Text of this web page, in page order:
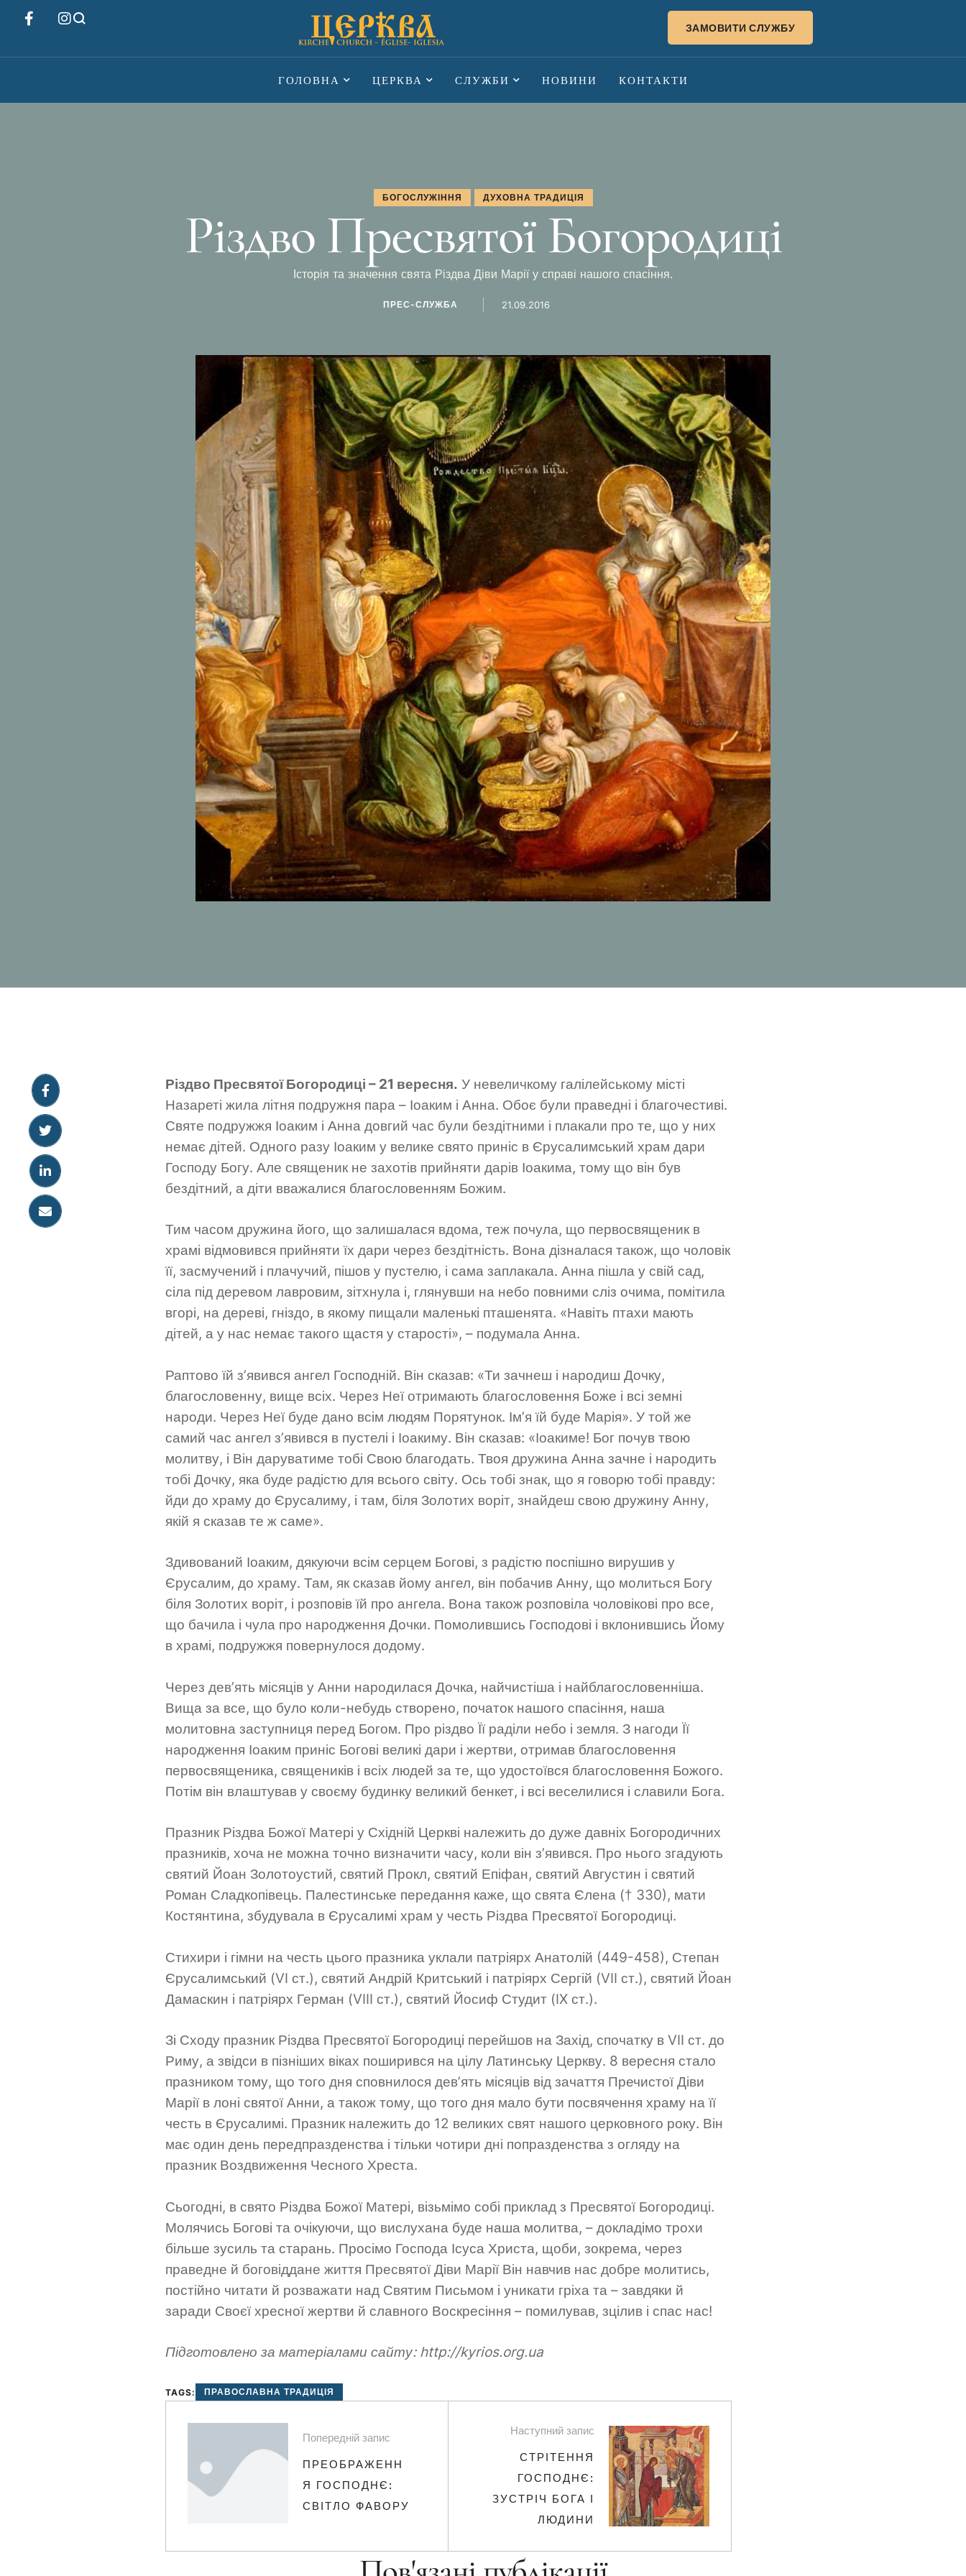
ЗАМОВИТИ СЛУЖБУ
ГОЛОВНА ЦЕРКВА СЛУЖБИ НОВИНИ КОНТАКТИ
БОГОСЛУЖІННЯ ДУХОВНА ТРАДИЦІЯ
Різдво Пресвятої Богородиці
Історія та значення свята Різдва Діви Марії у справі нашого спасіння.
ПРЕС-СЛУЖБА 21.09.2016
Різдво Пресвятої Богородиці – 21 вересня. У невеличкому галілейському місті
Назареті жила літня подружня пара – Іоаким і Анна. Обоє були праведні і благочестиві.
Святе подружжя Іоаким і Анна довгий час були бездітними і плакали про те, що у них
немає дітей. Одного разу Іоаким у велике свято приніс в Єрусалимський храм дари
Господу Богу. Але священик не захотів прийняти дарів Іоакима, тому що він був
бездітний, а діти вважалися благословенням Божим.
Тим часом дружина його, що залишалася вдома, теж почула, що первосвященик в
храмі відмовився прийняти їх дари через бездітність. Вона дізналася також, що чоловік
її, засмучений і плачучий, пішов у пустелю, і сама заплакала. Анна пішла у свій сад,
сіла під деревом лавровим, зітхнула і, глянувши на небо повними сліз очима, помітила
вгорі, на дереві, гніздо, в якому пищали маленькі пташенята. «Навіть птахи мають
дітей, а у нас немає такого щастя у старості», – подумала Анна.
Раптово їй з’явився ангел Господній. Він сказав: «Ти зачнеш і народиш Дочку,
благословенну, вище всіх. Через Неї отримають благословення Боже і всі земні
народи. Через Неї буде дано всім людям Порятунок. Ім’я їй буде Марія». У той же
самий час ангел з’явився в пустелі і Іоакиму. Він сказав: «Іоакиме! Бог почув твою
молитву, і Він даруватиме тобі Свою благодать. Твоя дружина Анна зачне і народить
тобі Дочку, яка буде радістю для всього світу. Ось тобі знак, що я говорю тобі правду:
йди до храму до Єрусалиму, і там, біля Золотих воріт, знайдеш свою дружину Анну,
якій я сказав те ж саме».
Здивований Іоаким, дякуючи всім серцем Богові, з радістю поспішно вирушив у
Єрусалим, до храму. Там, як сказав йому ангел, він побачив Анну, що молиться Богу
біля Золотих воріт, і розповів їй про ангела. Вона також розповіла чоловікові про все,
що бачила і чула про народження Дочки. Помолившись Господові і вклонившись Йому
в храмі, подружжя повернулося додому.
Через дев’ять місяців у Анни народилася Дочка, найчистіша і найблагословенніша.
Вища за все, що було коли-небудь створено, початок нашого спасіння, наша
молитовна заступниця перед Богом. Про різдво Її раділи небо і земля. З нагоди Її
народження Іоаким приніс Богові великі дари і жертви, отримав благословення
первосвященика, священиків і всіх людей за те, що удостоївся благословення Божого.
Потім він влаштував у своєму будинку великий бенкет, і всі веселилися і славили Бога.
Празник Різдва Божої Матері у Східній Церкві належить до дуже давніх Богородичних
празників, хоча не можна точно визначити часу, коли він з’явився. Про нього згадують
святий Йоан Золотоустий, святий Прокл, святий Епіфан, святий Августин і святий
Роман Сладкопівець. Палестинське передання каже, що свята Єлена († 330), мати
Костянтина, збудувала в Єрусалимі храм у честь Різдва Пресвятої Богородиці.
Стихири і гімни на честь цього празника уклали патріярх Анатолій (449-458), Степан
Єрусалимський (VI ст.), святий Андрій Критський і патріярх Сергій (VII ст.), святий Йоан
Дамаскин і патріярх Герман (VIII ст.), святий Йосиф Студит (IX ст.).
Зі Сходу празник Різдва Пресвятої Богородиці перейшов на Захід, спочатку в VII ст. до
Риму, а звідси в пізніших віках поши­рився на цілу Латинську Церкву. 8 вересня стало
празником тому, що того дня сповнилося дев’ять місяців від зачаття Пречистої Діви
Марії в лоні святої Анни, а також тому, що того дня мало бути посвячення храму на її
честь в Єрусалимі. Празник належить до 12 великих свят нашого церковного року. Він
має один день передпразденства і тільки чотири дні попразденства з огляду на
празник Воздвиження Чесного Хреста.
Сьогодні, в свято Різдва Божої Матері, візьмімо собі приклад з Пресвятої Богородиці.
Молячись Богові та очікуючи, що вислухана буде наша молитва, – докладімо трохи
більше зусиль та старань. Просімо Господа Ісуса Христа, щоби, зокрема, через
праведне й боговіддане життя Пресвятої Діви Марії Він навчив нас добре молитись,
постійно читати й розважати над Святим Письмом і уникати гріха та – завдяки й
заради Своєї хресної жертви й славного Воскресіння – помилував, зцілив і спас нас!
Підготовлено за матеріалами сайту: http://kyrios.org.ua
TAGS: ПРАВОСЛАВНА ТРАДИЦІЯ
Попередній запис
ПРЕОБРАЖЕНН
Я ГОСПОДНЄ:
СВІТЛО ФАВОРУ
Наступний запис
СТРІТЕННЯ
ГОСПОДНЄ:
ЗУСТРІЧ БОГА І
ЛЮДИНИ